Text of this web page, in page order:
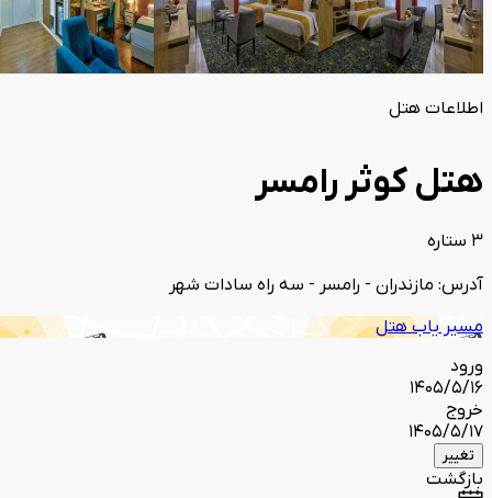
اطلاعات هتل
هتل کوثر رامسر
3 ستاره
آدرس: مازندران - رامسر - سه راه سادات شهر
مسیر یاب هتل
ورود
1405/5/16
خروج
1405/5/17
تغییر
بازگشت